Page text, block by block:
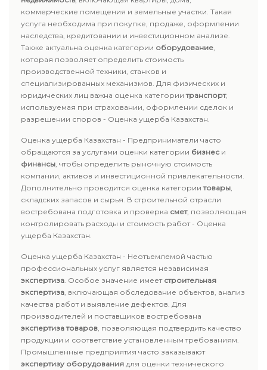
коммерческие помещения и земельные участки. Такая
услуга необходима при покупке, продаже, оформлении
наследства, кредитовании и инвестиционном анализе.
Также актуальна оценка категории оборудование,
которая позволяет определить стоимость
производственной техники, станков и
специализированных механизмов. Для физических и
юридических лиц важна оценка категориитранспорт,
используемая при страховании, оформлении сделок и
разрешении споров - Оценка ущерба Казахстан.
Оценка ущерба Казахстан - Предприниматели часто
обращаются за услугами оценки категории бизнес и
финансы, чтобы определить рыночную стоимость
компании, активов и инвестиционной привлекательности.
Дополнительно проводится оценка категориитовары,
складских запасов и сырья. В строительной отрасли
востребована подготовка и проверка смет, позволяющая
контролировать расходы и стоимость работ - Оценка
ущерба Казахстан.
Оценка ущерба Казахстан - Неотъемлемой частью
профессиональных услуг является независимая
экспертиза. Особое значение имеет строительная
экспертиза, включающая обследование объектов, анализ
качества работ и выявление дефектов. Для
производителей и поставщиков востребована
экспертиза товаров, позволяющая подтвердить качество
продукции и соответствие установленным требованиям.
Промышленные предприятия часто заказывают
экспертизу оборудования для оценки технического